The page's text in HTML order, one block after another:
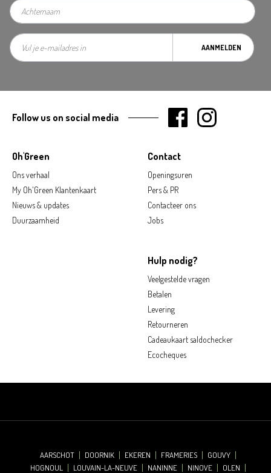
AANMELDEN
Oh'Green
Ons verhaal
My Oh'Green Klantenkaart
Nieuws & updates
Duurzaamheid
Contact
Openingsuren
Pers & PR
Contacteer ons
Jobs
Hulp nodig?
Veelgestelde vragen
Betalen
Levering
Retourneren
Cadeaukaart saldochecker
Ecocheques
Follow us on social media
AARSCHOT DOORNIK EKEREN FRAMERIES
GOUVY
HOGNOUL
LOUVAIN-LA-NEUVE NANINNE NINOVE OLEN